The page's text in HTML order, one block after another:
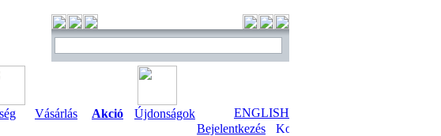
Vásárlás Akció Újdonságok
ENGLISH
Bejelentkezés